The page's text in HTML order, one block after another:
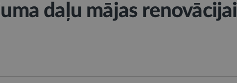
daļu mājas renovācijai